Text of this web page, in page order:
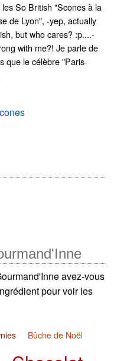
So British "Scones à la
de Lyon", -yep, actually
but who cares? :p....-
with me?! Je parle de
que le célèbre "Paris-
avez-vous
pour voir les
Bûche de Noël